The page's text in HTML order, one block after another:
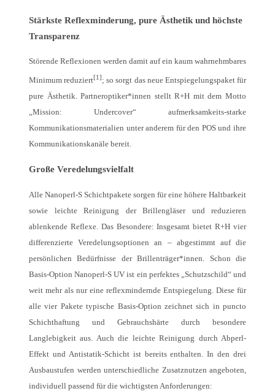
Stärkste Reflexminderung, pure Ästhetik und höchste
Transparenz
Störende Reflexionen werden damit auf ein kaum wahrnehmbares
Minimum reduziert[1]; so sorgt das neue Entspiegelungspaket für
pure Ästhetik. Partneroptiker*innen stellt R+H mit dem Motto
„Mission: Undercover“ aufmerksamkeits-starke
Kommunikationsmaterialien unter anderem für den POS und ihre
Kommunikationskanäle bereit.
Große Veredelungsvielfalt
Alle Nanoperl-S Schichtpakete sorgen für eine höhere Haltbarkeit
sowie leichte Reinigung der Brillengläser und reduzieren
ablenkende Reflexe. Das Besondere: Insgesamt bietet R+H vier
differenzierte Veredelungsoptionen an – abgestimmt auf die
persönlichen Bedürfnisse der Brillenträger*innen. Schon die
Basis-Option Nanoperl-S UV ist ein perfektes „Schutzschild“ und
weit mehr als nur eine reflexmindernde Entspiegelung. Diese für
alle vier Pakete typische Basis-Option zeichnet sich in puncto
Schichthaftung und Gebrauchshärte durch besondere
Langlebigkeit aus. Auch die leichte Reinigung durch Abperl-
Effekt und Antistatik-Schicht ist bereits enthalten. In den drei
Ausbaustufen werden unterschiedliche Zusatznutzen angeboten,
individuell passend für die wichtigsten Anforderungen: